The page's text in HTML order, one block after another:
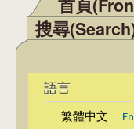
主選單
首頁
搜尋
語言
繁體中文